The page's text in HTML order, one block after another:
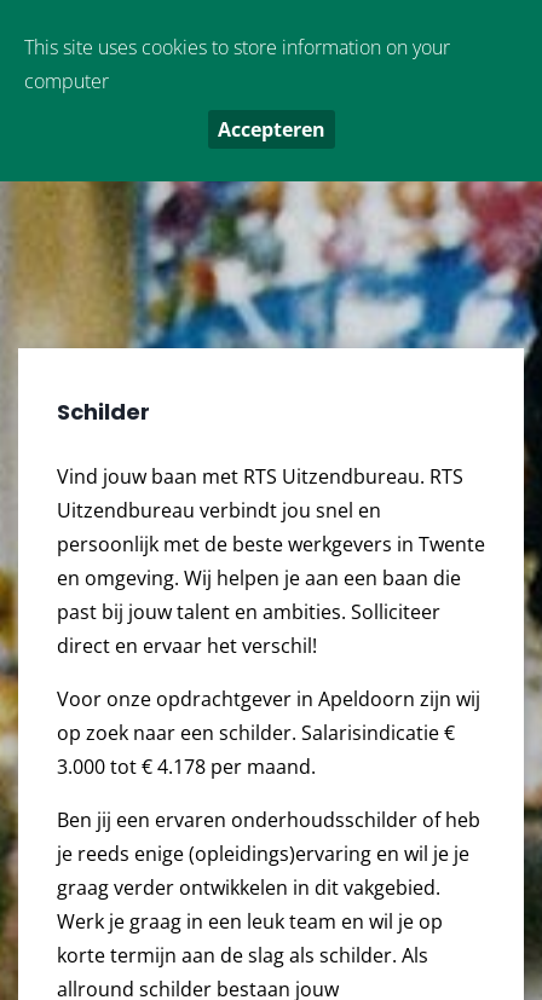
Schilder
Vind jouw baan met RTS Uitzendbureau. RTS
Uitzendbureau verbindt jou snel en
persoonlijk met de beste werkgevers in Twente
en omgeving. Wij helpen je aan een baan die
past bij jouw talent en ambities. Solliciteer
direct en ervaar het verschil!
Voor onze opdrachtgever in Apeldoorn zijn wij
op zoek naar een schilder. Salarisindicatie €
3.000 tot € 4.178 per maand.
Ben jij een ervaren onderhoudsschilder of heb
je reeds enige (opleidings)ervaring en wil je je
graag verder ontwikkelen in dit vakgebied.
Werk je graag in een leuk team en wil je op
korte termijn aan de slag als schilder. Als
allround schilder bestaan jouw
This site uses cookies to store information on your
computer
Accepteren